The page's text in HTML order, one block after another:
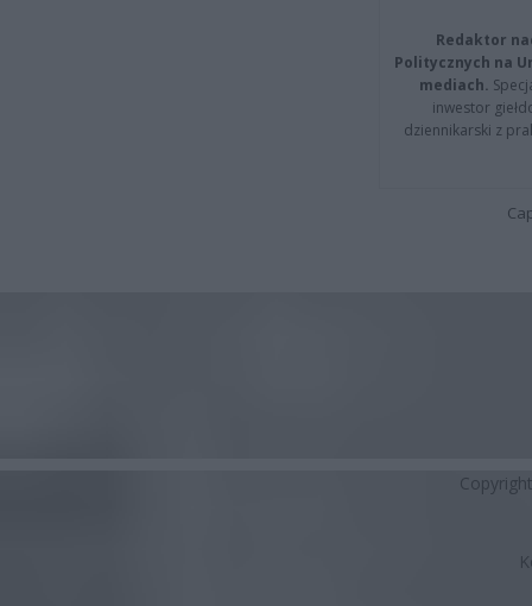
Redaktor
Politycznych na
mediach.
inwestor
dziennikarski z